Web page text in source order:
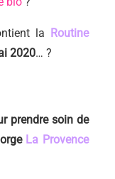
la Routine
2020… ?
prendre soin de
La Provence